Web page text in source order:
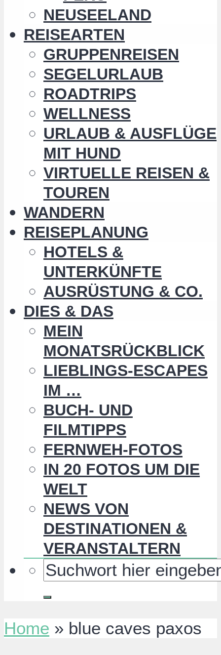
NEUSEELAND
REISEARTEN
GRUPPENREISEN
SEGELURLAUB
ROADTRIPS
WELLNESS
URLAUB & AUSFLÜGE
MIT HUND
VIRTUELLE REISEN &
TOUREN
WANDERN
REISEPLANUNG
HOTELS &
UNTERKÜNFTE
AUSRÜSTUNG & CO.
DIES & DAS
MEIN
MONATSRÜCKBLICK
LIEBLINGS-ESCAPES
IM …
BUCH- UND
FILMTIPPS
FERNWEH-FOTOS
IN 20 FOTOS UM DIE
WELT
NEWS VON
DESTINATIONEN &
VERANSTALTERN
Home » blue caves paxos